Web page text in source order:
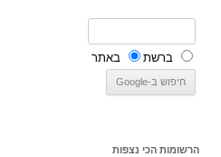
ברשת באתר
הרשומות הכי נצפות